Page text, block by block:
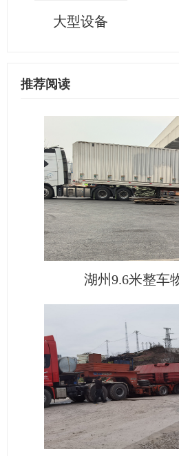
大型设备
推荐阅读
湖州9.6米整车